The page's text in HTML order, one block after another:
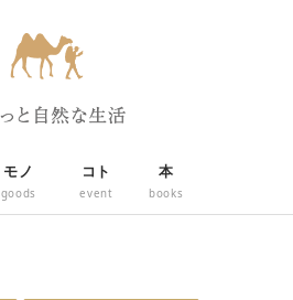
モノ
goods
コト
event
本
books